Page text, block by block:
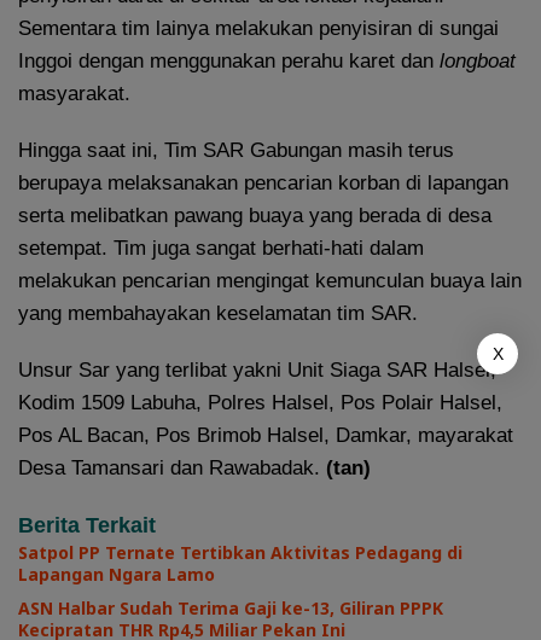
Sementara tim lainya melakukan penyisiran di sungai
Inggoi dengan menggunakan perahu karet dan longboat
masyarakat.
Hingga saat ini, Tim SAR Gabungan masih terus
berupaya melaksanakan pencarian korban di lapangan
serta melibatkan pawang buaya yang berada di desa
setempat. Tim juga sangat berhati-hati dalam
melakukan pencarian mengingat kemunculan buaya lain
yang membahayakan keselamatan tim SAR.
Unsur Sar yang terlibat yakni Unit Siaga SAR Halsel,
Kodim 1509 Labuha, Polres Halsel, Pos Polair Halsel,
Pos AL Bacan, Pos Brimob Halsel, Damkar, mayarakat
Desa Tamansari dan Rawabadak. (tan)
Berita Terkait
Satpol PP Ternate Tertibkan Aktivitas Pedagang di
Lapangan Ngara Lamo
ASN Halbar Sudah Terima Gaji ke-13, Giliran PPPK
Kecipratan THR Rp4,5 Miliar Pekan Ini
X